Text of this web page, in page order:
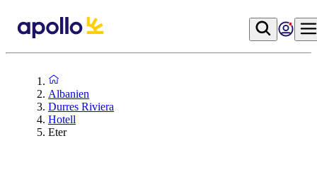
Albanien
Durres Riviera
Hotell
Eter